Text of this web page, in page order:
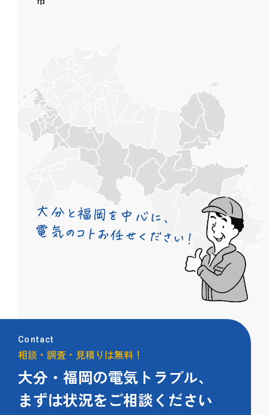
Contact
相談・調査・見積りは無料！
大分・福岡の電気トラブル、
まずは状況をご相談ください